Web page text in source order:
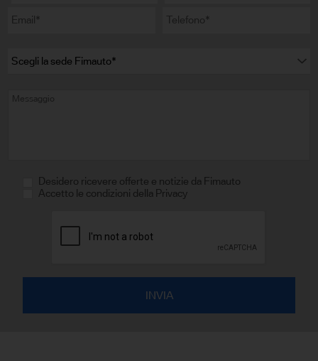
Desidero ricevere offerte e notizie da Fimauto
Accetto le condizioni della Privacy